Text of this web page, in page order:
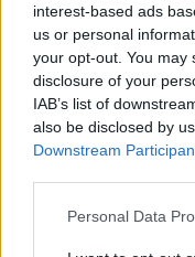
interest-based ads
us or personal
your opt-out. You may
disclosure of your
IAB’s list of
also be disclosed by
Downstream
Personal Data
jūsų organizmui
Šio vitamino gausu
kepenėlėse bei
Vis dėlto, svarbu
nestokos kalcio